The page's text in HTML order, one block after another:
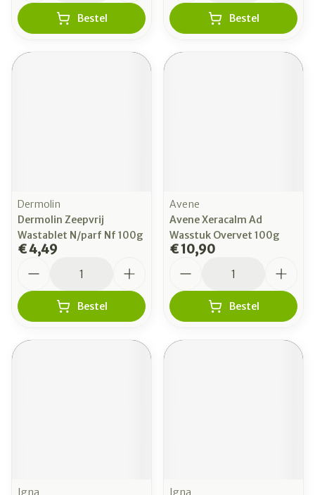
Bestel Bestel
Dermolin
Dermolin Zeepvrij
Wastablet N/parf Nf 100g
€ 4,49
Bestel
Avene
Avene Xeracalm Ad
Wasstuk Overvet 100g
€ 10,90
Bestel
Igna Igna